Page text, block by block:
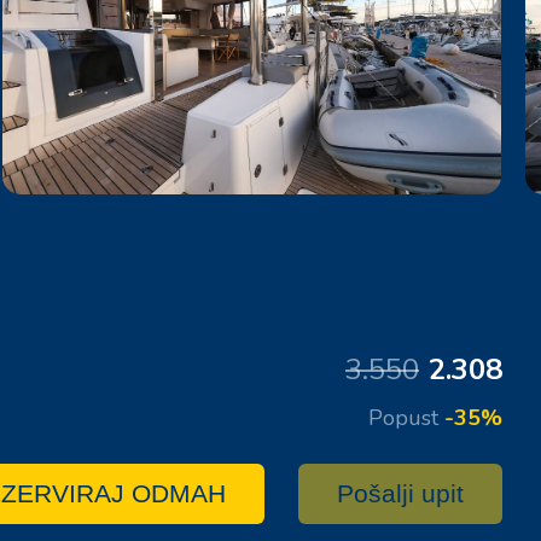
3.550 2.308
Popust -35%
ODMAH Pošalji upit